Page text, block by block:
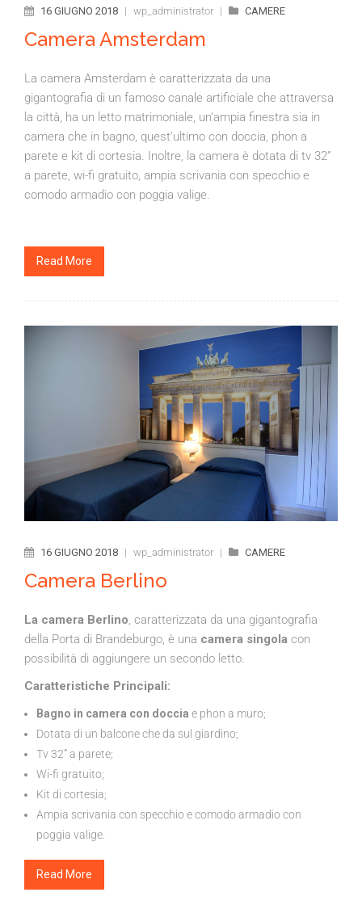
16 GIUGNO 2018 | wp_administrator | CAMERE
Camera Amsterdam
La camera Amsterdam è caratterizzata da una
gigantografia di un famoso canale artificiale che attraversa
la città, ha un letto matrimoniale, un’ampia finestra sia in
camera che in bagno, quest’ultimo con doccia, phon a
parete e kit di cortesia. Inoltre, la camera è dotata di tv 32”
a parete, wi-fi gratuito, ampia scrivania con specchio e
comodo armadio con poggia valige.
Read More
16 GIUGNO 2018 | wp_administrator | CAMERE
Camera Berlino
La camera Berlino, caratterizzata da una gigantografia
della Porta di Brandeburgo, è una camera singola con
possibilità di aggiungere un secondo letto.
Caratteristiche Principali:
Bagno in camera con doccia e phon a muro;
Dotata di un balcone che da sul giardino;
Tv 32” a parete;
Wi-fi gratuito;
Kit di cortesia;
Ampia scrivania con specchio e comodo armadio con
poggia valige.
Read More